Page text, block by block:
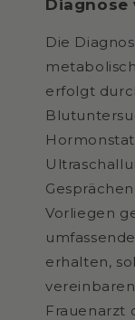
Diagnose
Die
erfolgt
Vorliegen
erhalten,
Frauenarzt